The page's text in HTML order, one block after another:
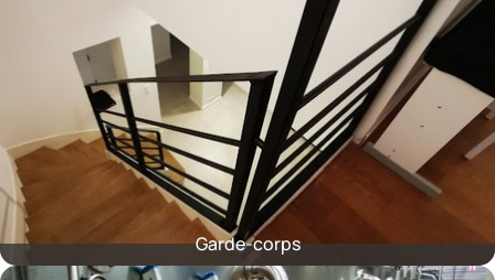
Garde-corps